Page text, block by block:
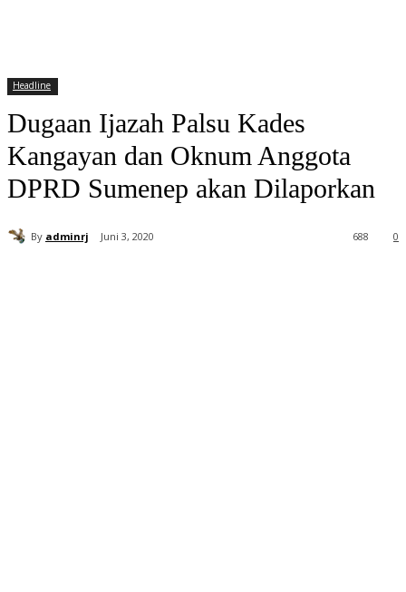
Headline
Dugaan Ijazah Palsu Kades
Kangayan dan Oknum Anggota
DPRD Sumenep akan Dilaporkan
By adminrj Juni 3, 2020 0
688